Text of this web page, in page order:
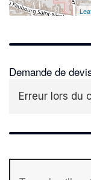
Demande de
Erreur lors du